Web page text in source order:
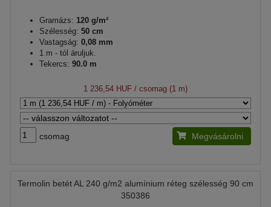
Gramázs: 120 g/m²
Szélesség: 50 cm
Vastagság: 0,08 mm
1 m - tól áruljuk.
Tekercs: 90.0 m
1 236,54 HUF / csomag (1 m)
csomag Megvásárolni
Termolin betét AL 240 g/m2 alumínium réteg szélesség 90 cm
350386